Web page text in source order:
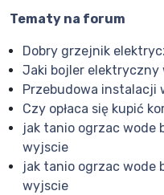
Tematy na forum
Dobry grzejnik
Jaki bojler elektryczny
Przebudowa instalacji
Czy opłaca się kupić
jak tanio ogrzac wode
wyjscie
jak tanio ogrzac wode
wyjscie